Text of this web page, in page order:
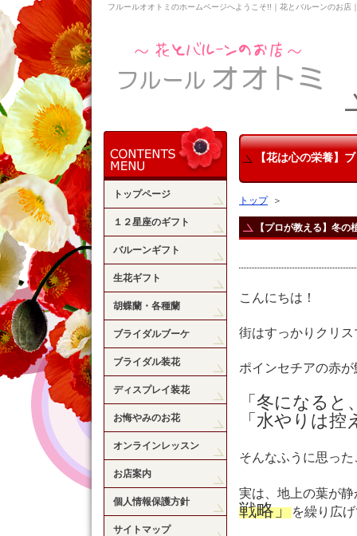
フルールオオトミのホームページへようこそ!!｜花とバルーンのお店
トップページ
１２星座のギフト
バルーンギフト
生花ギフト
胡蝶蘭・各種蘭
ブライダルブーケ
ブライダル装花
ディスプレイ装花
お悔やみのお花
オンラインレッスン
お店案内
個人情報保護方針
サイトマップ
【花は心の栄養】
トップ ＞
【プロが教える】冬
こんにちは！
街はすっかりクリ
ポインセチアの赤
「冬になる
「水やりは
そんなふうに思っ
実は、地上の葉が
戦略」を繰り広